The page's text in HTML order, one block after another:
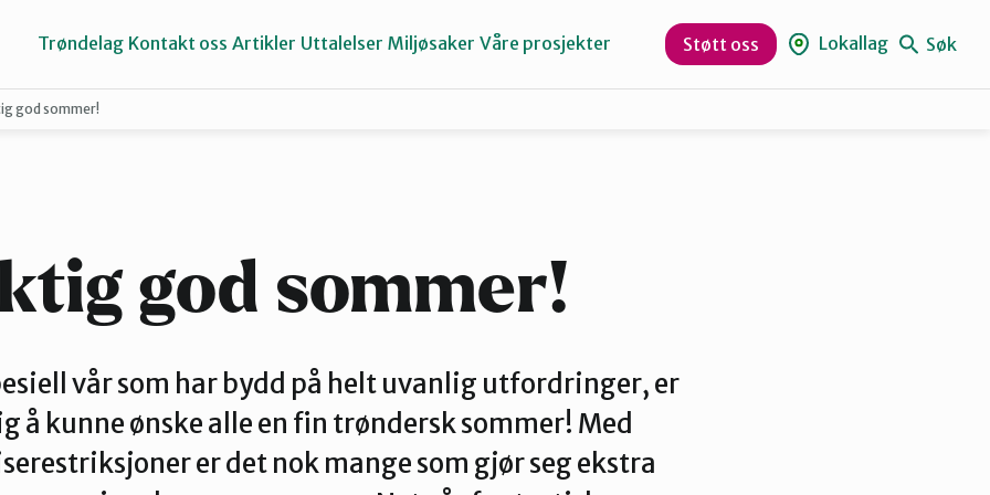
Namdalen Orklaregionen
Stjørdal og Meråker Trøndelag
Trøndelag Kontakt oss Artikler Uttalelser Miljøsaker Våre prosjekter Støtt oss Lokallag Søk
god sommer!
god sommer!
vår som har bydd på helt uvanlig utfordringer, er
å kunne ønske alle en fin trøndersk sommer! Med
er det nok mange som gjør seg ekstra